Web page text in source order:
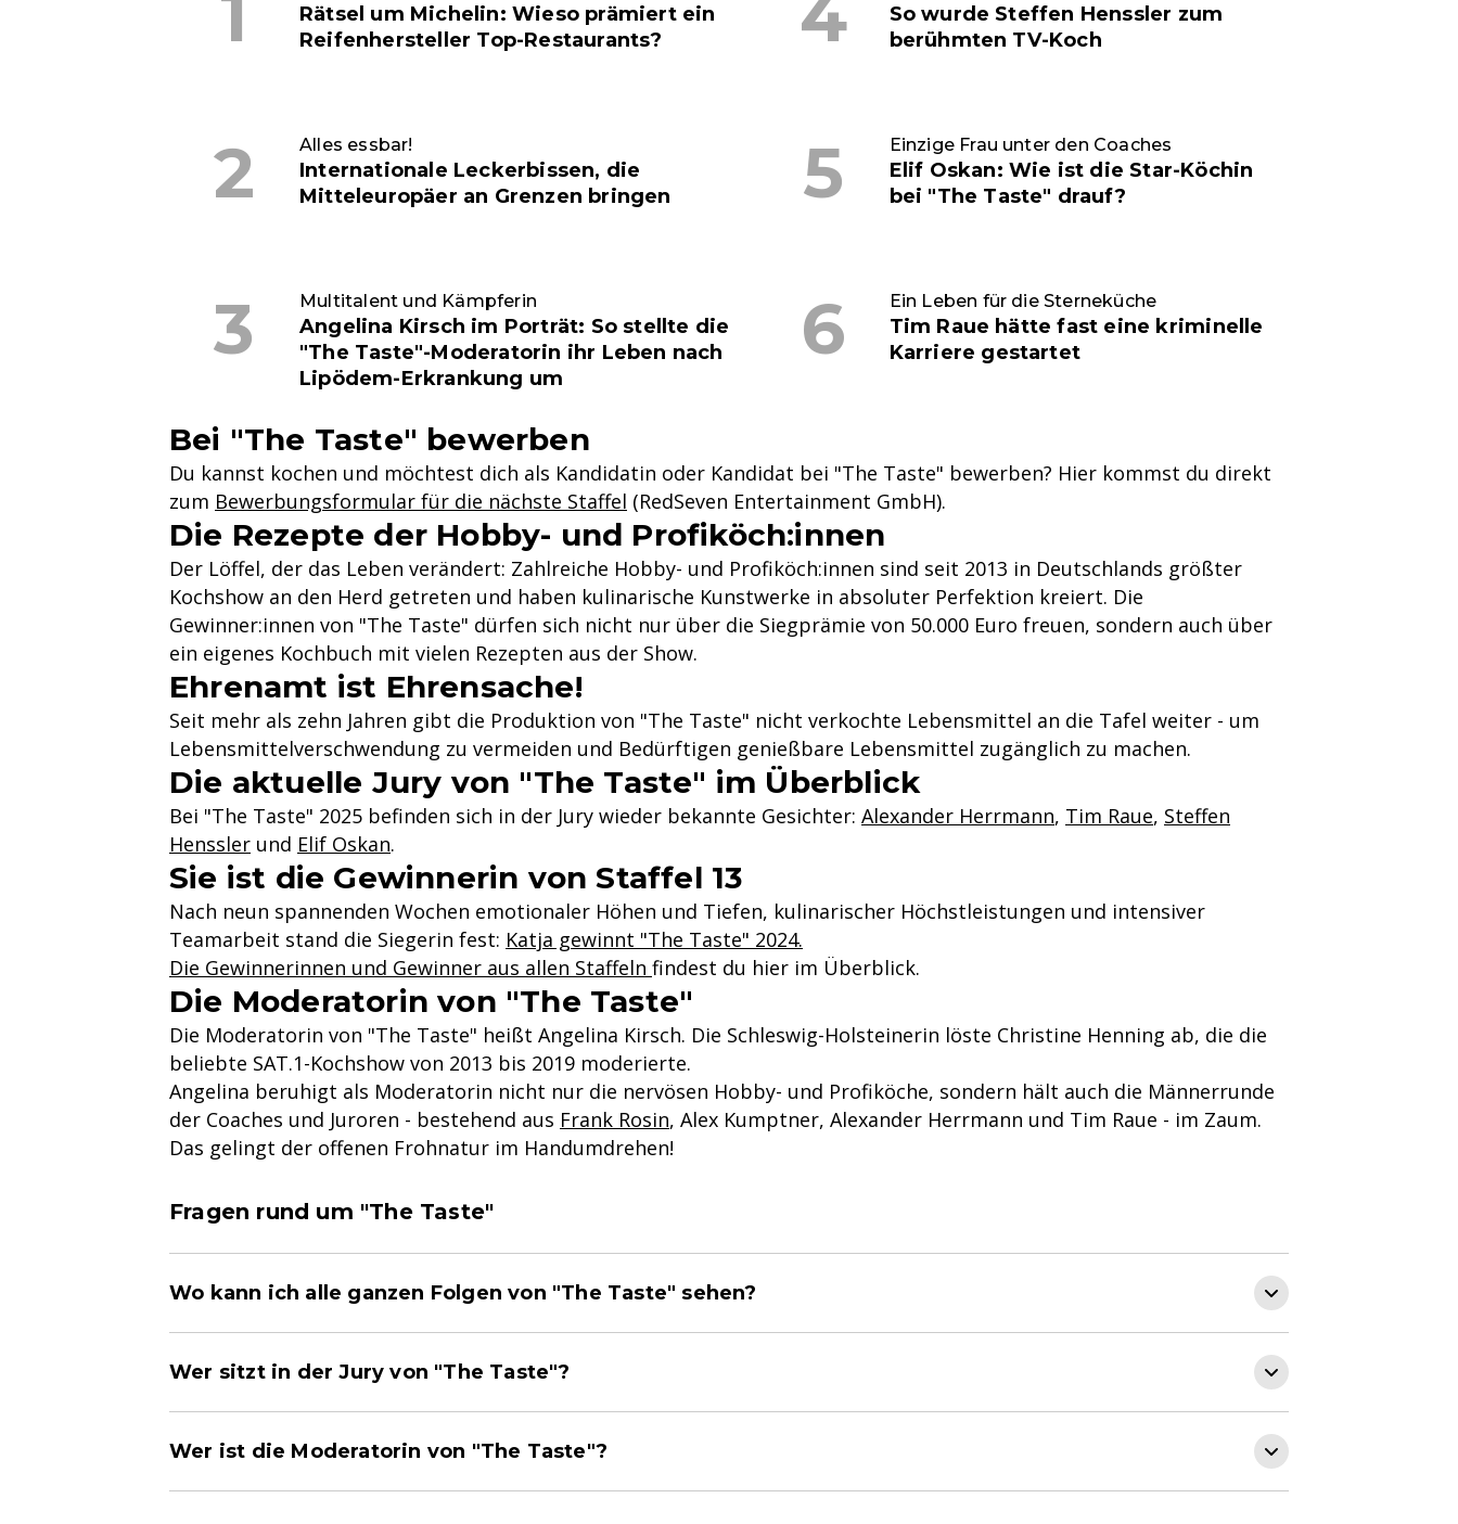
Rätsel um Michelin: Wieso prämiert ein
Reifenhersteller Top-Restaurants?
Alles essbar!
Internationale Leckerbissen, die
Mitteleuropäer an Grenzen bringen
Multitalent und Kämpferin
Angelina Kirsch im Porträt: So stellte die
"The Taste"-Moderatorin ihr Leben nach
Lipödem-Erkrankung um
So wurde Steffen Henssler zum
berühmten TV-Koch
Einzige Frau unter den Coaches
Elif Oskan: Wie ist die Star-Köchin
bei "The Taste" drauf?
Ein Leben für die Sterneküche
Tim Raue hätte fast eine kriminelle
Karriere gestartet
Bei "The Taste" bewerben
Du kannst kochen und möchtest dich als Kandidatin oder Kandidat bei "The Taste" bewerben? Hier kommst du direkt
zum Bewerbungsformular für die nächste Staffel (RedSeven Entertainment GmbH).
Die Rezepte der Hobby- und Profiköch:innen
Der Löffel, der das Leben verändert: Zahlreiche Hobby- und Profiköch:innen sind seit 2013 in Deutschlands größter
Kochshow an den Herd getreten und haben kulinarische Kunstwerke in absoluter Perfektion kreiert. Die
Gewinner:innen von "The Taste" dürfen sich nicht nur über die Siegprämie von 50.000 Euro freuen, sondern auch über
ein eigenes Kochbuch mit vielen Rezepten aus der Show.
Ehrenamt ist Ehrensache!
Seit mehr als zehn Jahren gibt die Produktion von "The Taste" nicht verkochte Lebensmittel an die Tafel weiter - um
Lebensmittelverschwendung zu vermeiden und Bedürftigen genießbare Lebensmittel zugänglich zu machen.
Die aktuelle Jury von "The Taste" im Überblick
Bei "The Taste" 2025 befinden sich in der Jury wieder bekannte Gesichter: Alexander Herrmann, Tim Raue, Steffen
Henssler und Elif Oskan.
Sie ist die Gewinnerin von Staffel 13
Nach neun spannenden Wochen emotionaler Höhen und Tiefen, kulinarischer Höchstleistungen und intensiver
Teamarbeit stand die Siegerin fest: Katja gewinnt "The Taste" 2024.
Die Gewinnerinnen und Gewinner aus allen Staffeln findest du hier im Überblick.
Die Moderatorin von "The Taste"
Die Moderatorin von "The Taste" heißt Angelina Kirsch. Die Schleswig-Holsteinerin löste Christine Henning ab, die die
beliebte SAT.1-Kochshow von 2013 bis 2019 moderierte.
Angelina beruhigt als Moderatorin nicht nur die nervösen Hobby- und Profiköche, sondern hält auch die Männerrunde
der Coaches und Juroren - bestehend aus Frank Rosin, Alex Kumptner, Alexander Herrmann und Tim Raue - im Zaum.
Das gelingt der offenen Frohnatur im Handumdrehen!
Fragen rund um "The Taste"
Wo kann ich alle ganzen Folgen von "The Taste" sehen?
Wer sitzt in der Jury von "The Taste"?
Wer ist die Moderatorin von "The Taste"?